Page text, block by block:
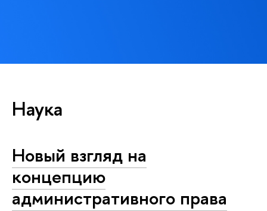
Наука
Новый взгляд на
концепцию
административного права